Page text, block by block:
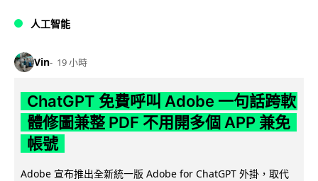
人工智能
Vin 19 小時
ChatGPT 免費呼叫 Adobe 一句話跨軟
體修圖兼整 PDF 不用開多個 APP 兼免
帳號
Adobe 宣布推出全新統一版 Adobe for ChatGPT 外掛，取代